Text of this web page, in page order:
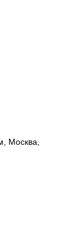
Москва,